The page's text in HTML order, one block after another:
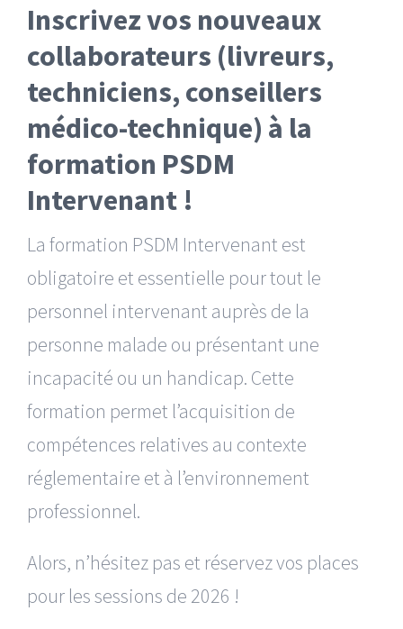
Inscrivez vos nouveaux
collaborateurs (livreurs,
techniciens, conseillers
médico-technique) à la
formation PSDM
Intervenant !
La formation PSDM Intervenant est
obligatoire et essentielle pour tout le
personnel intervenant auprès de la
personne malade ou présentant une
incapacité ou un handicap. Cette
formation permet l’acquisition de
compétences relatives au contexte
réglementaire et à l’environnement
professionnel.
Alors, n’hésitez pas et réservez vos places
pour les sessions de 2026 !